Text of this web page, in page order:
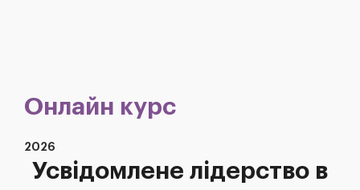
Онлайн курс
2026
Усвідомлене лідерство в